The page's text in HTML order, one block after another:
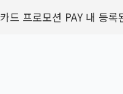
같은 카드사별 2번은 적용
카드 프로모션 PAY 내 등